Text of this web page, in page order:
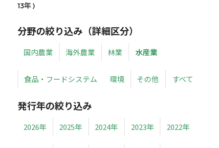
13年 )
分野の絞り込み（詳細区分）
国内農業 海外農業 林業 水産業
食品・フードシステム 環境 その他 すべて
発行年の絞り込み
2026年 2025年 2024年 2023年 2022年